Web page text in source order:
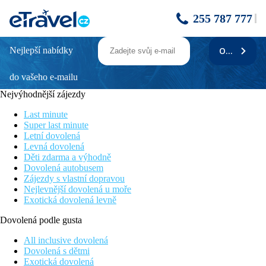
255 787 777
San Nicola B&B Hotel Ischia
Novinka v nabídce
Autobusová zastávka u hotelu
Příjemný menší hotel
Možnost polopenze
Poloha
pláže: 3,7 km (Citara, shuttle servis zdarma)
letiště: 55,7 km
centra: 4,4 km Forio
nákupních možností: 400 m
Vybavení
vstupní hala s recepcí, hlavní restaurace, bar u bazénu (za
za poplatek, vnitřní termální bazén (sauna, vana, Kneippův
chodník) - za poplatek, Wi-Fi zdarma, shuttle servis do zátoky
Citara zdarma (Poseidonovy lázně), parkoviště, půjčovna aut a
Nejlepší nabídky
do vašeho e-mailu
ODEBÍRAT
Nejvýhodnější zájezdy
Last minute
Super last minute
Letní dovolená
Levná dovolená
Děti zdarma a výhodně
Dovolená autobusem
Zájezdy s vlastní dopravou
Nejlevnější dovolená u moře
Exotická dovolená levně
Dovolená podle gusta
All inclusive dovolená
Dovolená s dětmi
Exotická dovolená